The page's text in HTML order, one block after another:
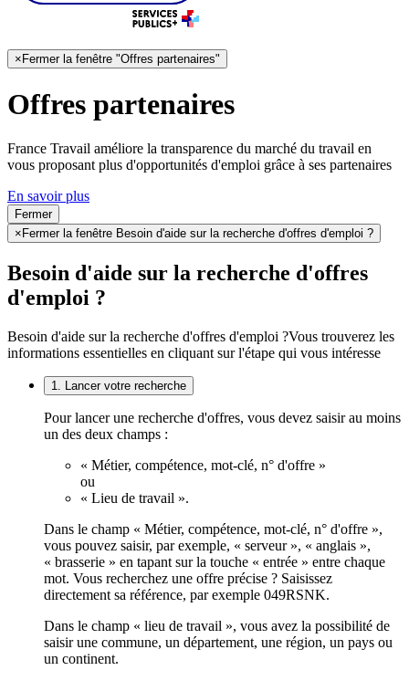
×Fermer la fenêtre "Offres partenaires"
Offres partenaires
France Travail améliore la transparence du marché du travail en
vous proposant plus d'opportunités d'emploi grâce à ses partenaires
En savoir plus
Fermer
× Fermer la fenêtre Besoin d'aide sur la recherche d'offres d'emploi ?
Besoin d'aide sur la recherche d'offres
d'emploi ?
Besoin d'aide sur la recherche d'offres d'emploi ?Vous trouverez les
informations essentielles en cliquant sur l'étape qui vous intéresse
1. Lancer votre recherche
Pour lancer une recherche d'offres, vous devez saisir au moins
un des deux champs :
« Métier, compétence, mot-clé, n° d'offre »
ou
« Lieu de travail ».
Dans le champ « Métier, compétence, mot-clé, n° d'offre »,
vous pouvez saisir, par exemple, « serveur », « anglais »,
« brasserie » en tapant sur la touche « entrée » entre chaque
mot. Vous recherchez une offre précise ? Saisissez
directement sa référence, par exemple 049RSNK.
Dans le champ « lieu de travail », vous avez la possibilité de
saisir une commune, un département, une région, un pays ou
un continent.